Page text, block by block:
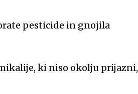
pesticide in gnojila
ki niso okolju prijazni,